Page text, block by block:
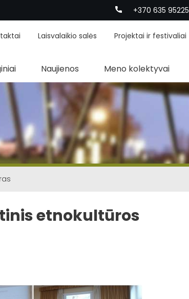
+370 635 95225
Laisvalaikio salės Projektai ir festivaliai
Naujienos Meno kolektyvai
etnokultūros